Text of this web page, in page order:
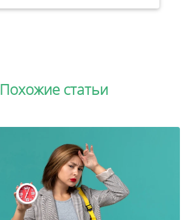
Похожие статьи